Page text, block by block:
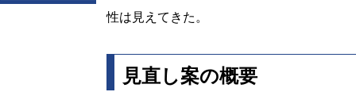
性は見えてきた。
見直し案の概要